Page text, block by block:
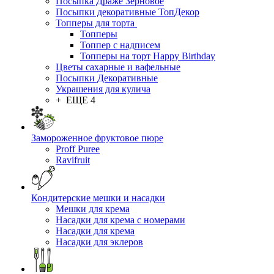
Посыпки декоративные ТопДекор
Топперы для торта
Топперы
Топпер с надписем
Топперы на торт Happy Birthday
Цветы сахарные и вафельные
Посыпки Декоративные
Украшения для кулича
+ ЕЩЕ 4
Замороженное фруктовое пюре
Proff Puree
Ravifruit
Кондитерские мешки и насадки
Мешки для крема
Насадки для крема с номерами
Насадки для крема
Насадки для эклеров